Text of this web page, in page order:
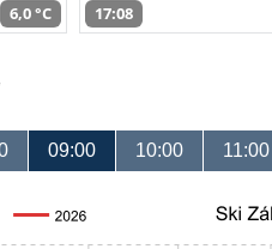
6,0 °C 17:08
09:00 10:00 11:00